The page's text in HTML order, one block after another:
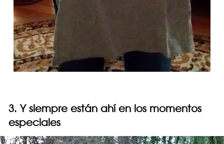
3. Y siempre están ahí en los momentos
especiales